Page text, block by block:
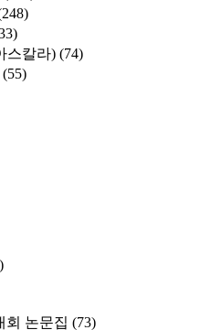
스칼라) (74)
(55)
회 논문집 (73)